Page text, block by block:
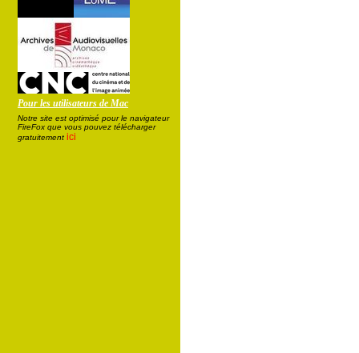
Pour les utilisateurs de Mac
Notre site est optimisé pour le navigateur
FireFox que vous pouvez télécharger
gratuitement ici